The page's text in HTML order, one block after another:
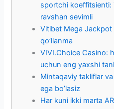
sportchi koeffitsienti:
ravshan sevimli
Vitibet Mega Jackpot
qo’llanma
VIVI.Choice Casino:
uchun eng yaxshi
Mintaqaviy takliflar va
ega bo’lasiz
Har kuni ikki marta